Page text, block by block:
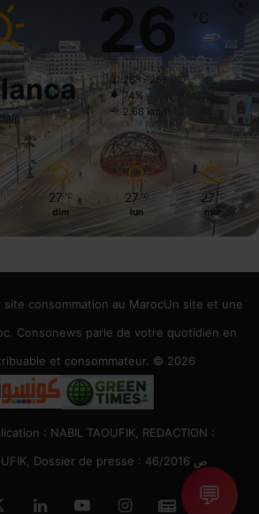
26 ℃
26º - 25º
74%
2.68 km/h
27 ℃
dim
27 ℃
lun
27 ℃
mar
site consommation au MarocUn site et une
Consonews parle de votre quotidien en
et consommateur. © 2026
: NABIL TAOUFIK, REDACTION :
MARWANE TAOUFIK, Dossier de presse : 46/2016 ص
LinkedinYouTubeInstagram
Google
💬